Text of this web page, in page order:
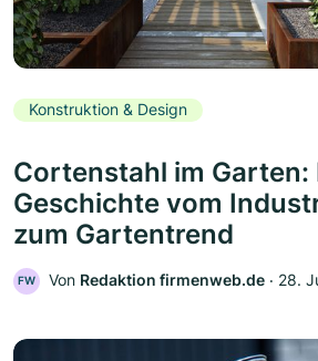
Konstruktion & Design
Cortenstahl im Garten:
Geschichte vom
zum Gartentrend
FW Von Redaktion firmenweb.de ‧ 28.